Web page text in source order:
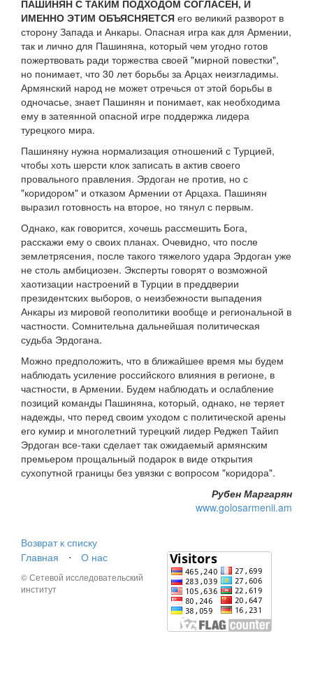
ПАШИНЯН С ТАКИМ ПОДХОДОМ СОГЛАСЕН, И
ИМЕННО ЭТИМ ОБЪЯСНЯЕТСЯ его великий разворот в
сторону Запада и Анкары. Опасная игра как для Армении,
так и лично для Пашиняна, который чем угодно готов
пожертвовать ради торжества своей "мирной повестки",
но понимает, что 30 лет борьбы за Арцах неизгладимы.
Армянский народ не может отречься от этой борьбы в
одночасье, знает Пашинян и понимает, как необходима
ему в затеянной опасной игре поддержка лидера
турецкого мира.
Пашиняну нужна нормализация отношений с Турцией,
чтобы хоть шерсти клок записать в актив своего
провального правления. Эрдоган не против, но с
"коридором" и отказом Армении от Арцаха. Пашинян
выразил готовность на второе, но тянул с первым.
Однако, как говорится, хочешь рассмешить Бога,
расскажи ему о своих планах. Очевидно, что после
землетрясения, после такого тяжелого удара Эрдоган уже
не столь амбициозен. Эксперты говорят о возможной
хаотизации настроений в Турции в преддверии
президентских выборов, о неизбежности выпадения
Анкары из мировой геополитики вообще и региональной в
частности. Сомнительна дальнейшая политическая
судьба Эрдогана.
Можно предположить, что в ближайшее время мы будем
наблюдать усиление российского влияния в регионе, в
частности, в Армении. Будем наблюдать и ослабление
позиций команды Пашиняна, который, однако, не теряет
надежды, что перед своим уходом с политической арены
его кумир и многолетний турецкий лидер Реджеп Тайип
Эрдоган все-таки сделает так ожидаемый армянским
премьером прощальный подарок в виде открытия
сухопутной границы без увязки с вопросом "коридора".
Рубен Маргарян
www.golosarmenii.am
Возврат к списку
Главная
⋅ О нас
© Сетевой исследовательский
институт